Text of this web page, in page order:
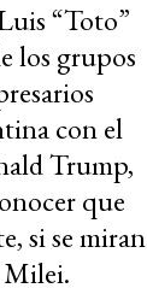
“Toto”
los grupos
con el
Trump,
que
si se miran
Milei.